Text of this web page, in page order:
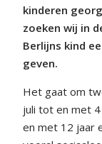
kinderen
zoeken wij in
Berlijns kind
geven.
Het gaat om
juli tot en met
en met 12 jaar